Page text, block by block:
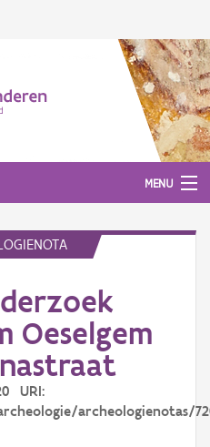
MENU
Oeselgem
URI:
archeologienotas/